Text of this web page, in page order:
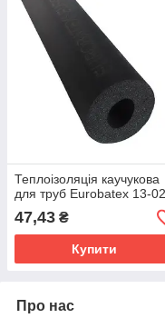
Теплоізоляція каучукова
для труб Eurobatex 13-
47,43 ₴
Купити
Про нас